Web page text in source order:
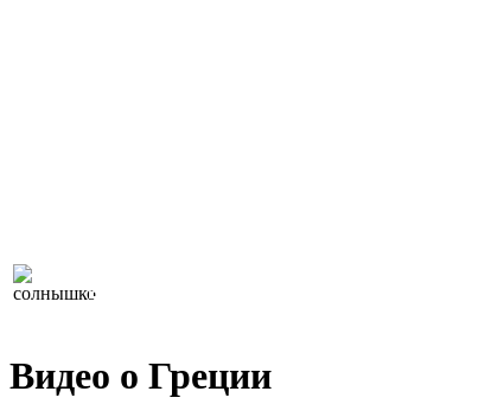
Лоукост (выгодные) туры
Видео о Греции